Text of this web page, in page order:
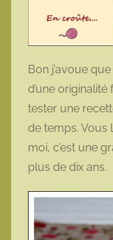
Bon j’avoue
d’une
tester une
de temps. Vous
moi, c’est une
plus de dix ans.